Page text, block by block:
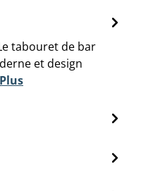
tabouret de bar
et design
Plus